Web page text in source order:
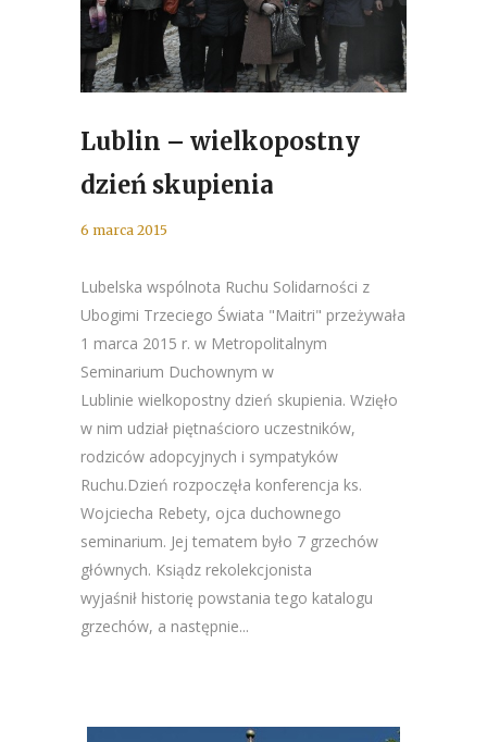
Lublin – wielkopostny
dzień skupienia
6 marca 2015
Lubelska wspólnota Ruchu Solidarności z
Ubogimi Trzeciego Świata "Maitri" przeżywała
1 marca 2015 r. w Metropolitalnym
Seminarium Duchownym w
Lublinie wielkopostny dzień skupienia. Wzięło
w nim udział piętnaścioro uczestników,
rodziców adopcyjnych i sympatyków
Ruchu.Dzień rozpoczęła konferencja ks.
Wojciecha Rebety, ojca duchownego
seminarium. Jej tematem było 7 grzechów
głównych. Ksiądz rekolekcjonista
wyjaśnił historię powstania tego katalogu
grzechów, a następnie...